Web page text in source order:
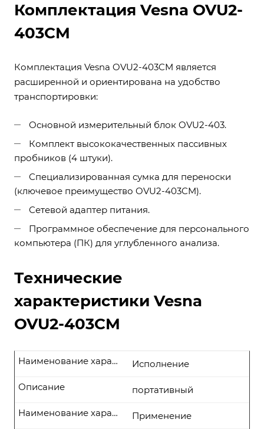
Комплектация Vesna OVU2-
403CM
Комплектация Vesna OVU2-403CM является
расширенной и ориентирована на удобство
транспортировки:
Основной измерительный блок OVU2-403.
Комплект высококачественных пассивных
пробников (4 штуки).
Специализированная сумка для переноски
(ключевое преимущество OVU2-403CM).
Сетевой адаптер питания.
Программное обеспечение для персонального
компьютера (ПК) для углубленного анализа.
Технические
характеристики Vesna
OVU2-403CM
Исполнение
Наименование характеристики
портативный
Описание
Применение
Наименование характеристики